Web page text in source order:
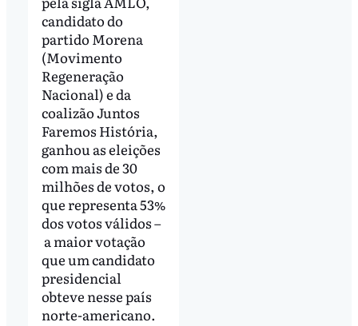
candidato do
partido Morena
(Movimento
Regeneração
Nacional) e da
coalizão Juntos
Faremos História,
ganhou as eleições
com mais de 30
milhões de votos, o
que representa 53%
dos votos válidos –
a maior votação
que um candidato
presidencial
obteve nesse país
norte-americano.